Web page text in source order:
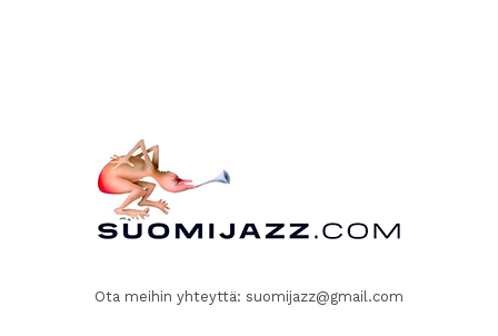
Ota meihin yhteyttä: suomijazz@gmail.com